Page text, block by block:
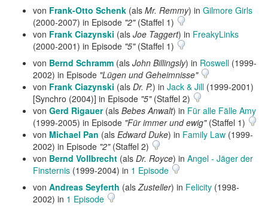
von Frank-Otto Schenk (als Mr. Remmy) in Gilmore Girls
(2000-2007) in Episode "2"(Staffel 1)
von Frank Ciazynski (als Joe Taggert) in FreakyLinks
(2000-2001) in Episode "5"(Staffel 1)
von Bernd Schramm (als John Billingsly) in Roswell (1999-
2002) in Episode "Lügen und Geheimnisse"
von Frank Ciazynski (als Dr. P.) in Jack & Jill (1999-2001)
[Synchro (2004)] in Episode "5"(Staffel 2)
von Gerd Rigauer(als Bebes Anwalt) in Für alle Fälle Amy
(1999-2005) in Episode "Für immer und ewig"(Staffel 1)
von Michael Pan (als Edward Duke) in Family Law (1999-
2002) in Episode "2"(Staffel 2)
von Bernd Vollbrecht (als Dr. Royce) in Angel - Jäger der
Finsternis (1999-2004) in 1 Episode
von Andreas Seyferth (alsZusteller) in Felicity (1998-
2002) in 1 Episode